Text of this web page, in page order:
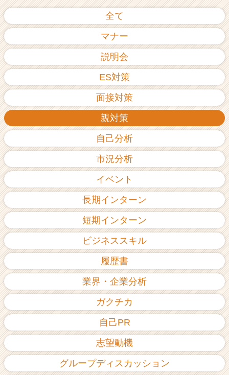
リ
（C
e
r
a
全て
マナー
説明会
ES対策
面接対策
親対策
自己分析
市況分析
イベント
長期インターン
短期インターン
ビジネススキル
履歴書
業界・企業分析
ガクチカ
自己PR
志望動機
グループディスカッション